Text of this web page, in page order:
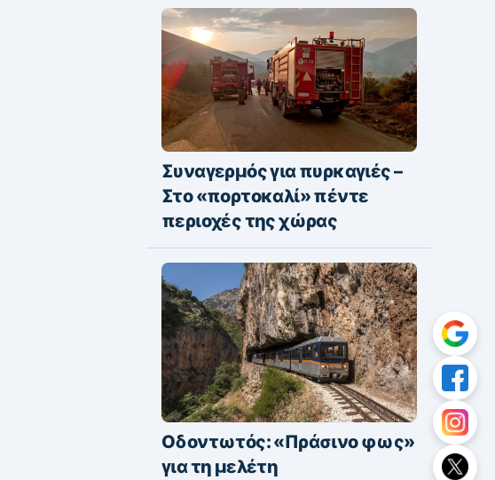
Συναγερμός για πυρκαγιές –
Στο «πορτοκαλί» πέντε
περιοχές της χώρας
Οδοντωτός: «Πράσινο φως»
για τη μελέτη